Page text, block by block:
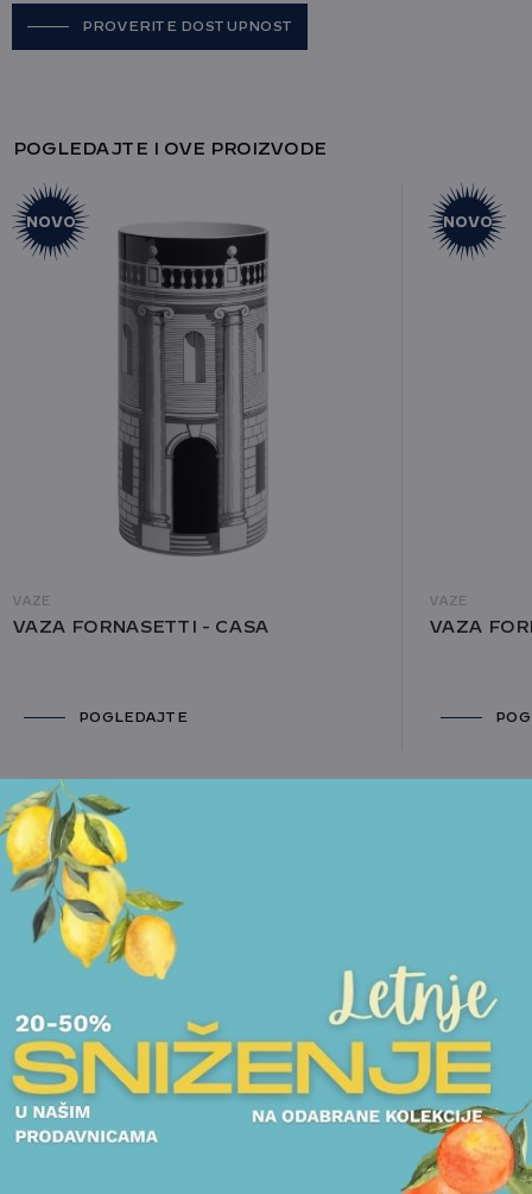
PROVERITE DOSTUPNOST
POGLEDAJTE I OVE PROIZVODE
NOVO
VAZE
VAZA FORNASETTI - CASA
POGLEDAJTE
NOVO
VAZE
VAZA
POGLEDAJTE I DRUGE PROIZVODE